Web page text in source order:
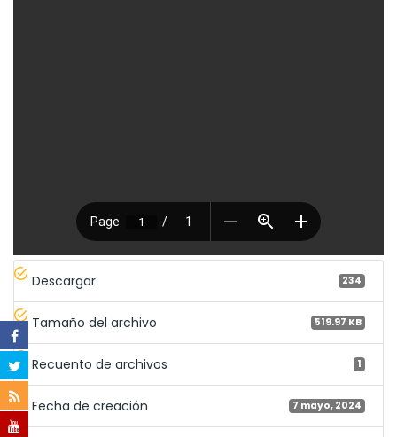
Descargar 234
Tamaño del archivo 519.97 KB
Recuento de archivos 1
Fecha de creación 7 mayo, 2024